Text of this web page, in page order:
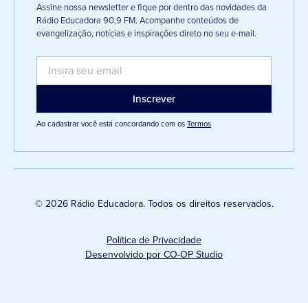
Assine nossa newsletter e fique por dentro das novidades da
Rádio Educadora 90,9 FM. Acompanhe conteúdos de
evangelização, notícias e inspirações direto no seu e-mail.
Ao cadastrar você está concordando com osTermos
© 2026 Rádio Educadora. Todos os direitos reservados.
Política de Privacidade
Desenvolvido por CO-OP Studio